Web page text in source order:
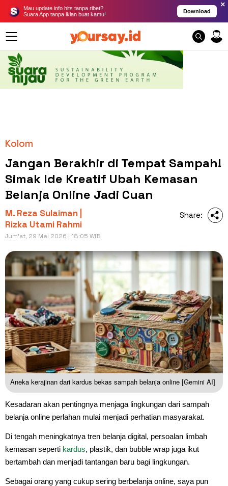
Mau update info hits tanpa ribet?
Suara App tanpa iklan buat kamu!
Download
×
Kolom
Jangan Berakhir di Tempat Sampah!
Simak Ide Kreatif Ubah Kemasan
Belanja Online Jadi Cuan
M. Reza Sulaiman |
Rizka Utami Rahmi
Jum'at, 29 Mei 2026 | 18:05 WIB
Share:
Aneka kerajinan dari kardus bekas sampah belanja online [Gemini AI]
Kesadaran akan pentingnya menjaga lingkungan dari sampah
belanja online perlahan mulai menjadi perhatian masyarakat.
Di tengah meningkatnya tren belanja digital, persoalan limbah
kemasan seperti kardus, plastik, dan bubble wrap juga ikut
bertambah dan menjadi tantangan baru bagi lingkungan.
Sebagai orang yang cukup sering berbelanja online, saya pun